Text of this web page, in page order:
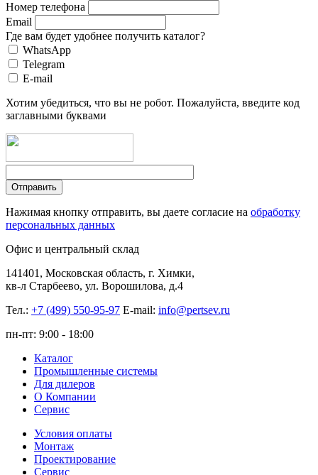
Номер телефона
Email
Где вам будет удобнее получить каталог?
WhatsApp
Telegram
E-mail
Хотим убедиться, что вы не робот. Пожалуйста, введите код
заглавными буквами
Нажимая кнопку отправить, вы даете согласие на обработку
персональных данных
Офис и центральный склад
141401, Московская область, г. Химки,
кв-л Старбеево, ул. Ворошилова, д.4
Тел.: +7 (499) 550-95-97 E-mail: info@pertsev.ru
пн-пт: 9:00 - 18:00
Каталог
Промышленные системы
Для дилеров
О Компании
Сервис
Условия оплаты
Монтаж
Проектирование
Сервис